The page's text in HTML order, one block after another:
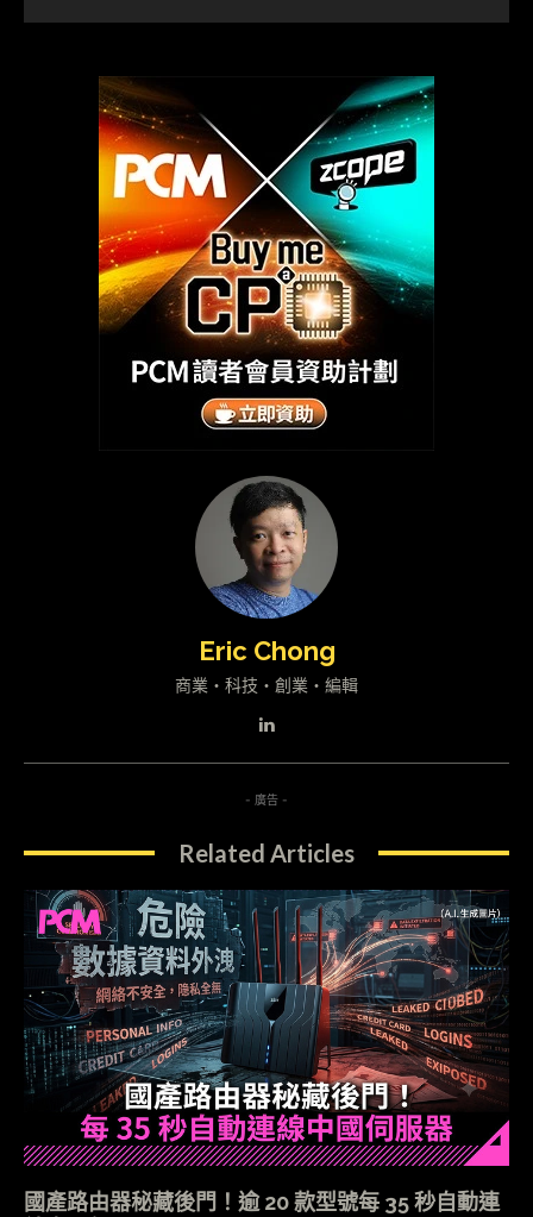
Eric Chong
商業・科技・創業・編輯
- 廣告 -
Related Articles
國產路由器秘藏後門！逾 20 款型號每 35 秒自動連